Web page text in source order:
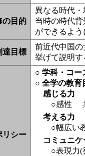
の目的
異なる時代
当時の時代
ができるよ
達目標
前近代中国
挙げて説明
リシー
○ 学科・コー
○ 全学の教育
感じる力
○感性
考える力
○幅広い
コミュニ
○表現力(